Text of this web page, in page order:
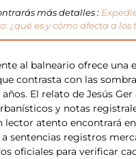
más detalles :
¿qué es y cómo afecta a
al balneario ofrece una
contrasta con las
El relato de Jesús
y notas
lector atento encontrará
a sentencias registros
oficiales para verificar